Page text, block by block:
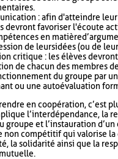
: afin d'atteindre
devront favoriser l'écoute
en matière
de leurs idées (ou de
critique : les élèves
de chacun des membres
du groupe par
ou une autoévaluation
en coopération, c’est
l’interdépendance, la
groupe et l’instauration d’un
non compétitif qui valorise
la solidarité ainsi que la